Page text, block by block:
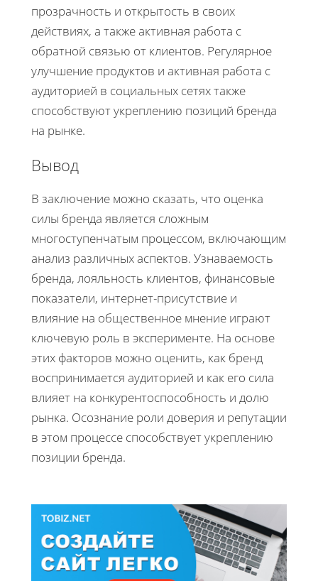
прозрачность и открытость в своих
действиях, а также активная работа с
обратной связью от клиентов. Регулярное
улучшение продуктов и активная работа с
аудиторией в социальных сетях также
способствуют укреплению позиций бренда
на рынке.
Вывод
В заключение можно сказать, что оценка
силы бренда является сложным
многоступенчатым процессом, включающим
анализ различных аспектов. Узнаваемость
бренда, лояльность клиентов, финансовые
показатели, интернет-присутствие и
влияние на общественное мнение играют
ключевую роль в эксперименте. На основе
этих факторов можно оценить, как бренд
воспринимается аудиторией и как его сила
влияет на конкурентоспособность и долю
рынка. Осознание роли доверия и репутации
в этом процессе способствует укреплению
позиции бренда.